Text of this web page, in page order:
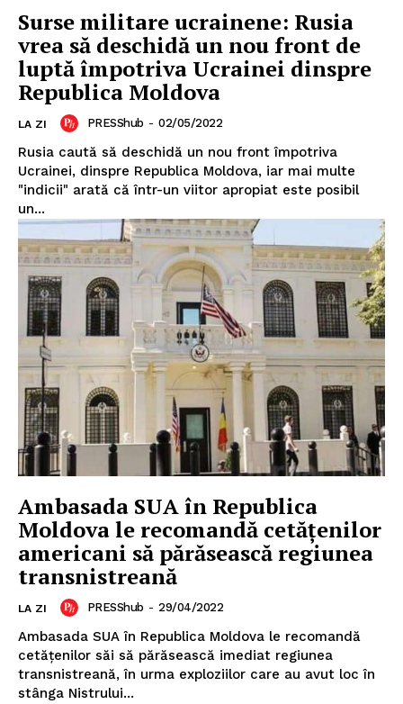
Un proiect
FREEDOM HOUSE ROMÂNIA
PRESShub
Despre noi / Echipa
Proiecte editoriale
Rețea
Contact
Surse militare ucrainene: Rusia
vrea să deschidă un nou front de
luptă împotriva Ucrainei dinspre
Republica Moldova
LA ZI PRESShub - 02/05/2022
Rusia caută să deschidă un nou front împotriva
Ucrainei, dinspre Republica Moldova, iar mai multe
"indicii" arată că într-un viitor apropiat este posibil
un...
Ambasada SUA în Republica
Moldova le recomandă cetățenilor
americani să părăsească regiunea
transnistreană
LA ZI PRESShub - 29/04/2022
Ambasada SUA în Republica Moldova le recomandă
cetățenilor săi să părăsească imediat regiunea
transnistreană, în urma exploziilor care au avut loc în
stânga Nistrului...